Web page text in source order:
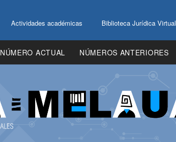
Actividades académicas Biblioteca Jurídica Virtual
NÚMERO ACTUAL NÚMEROS ANTERIORES